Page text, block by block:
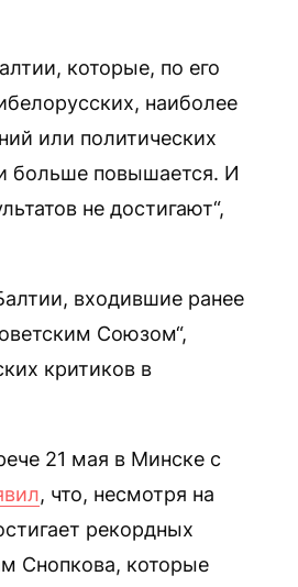
которые, по его
наиболее
или политических
больше повышается. И
не достигают“,
входившие ранее
Союзом“,
критиков в
21 мая в Минске с
, что, несмотря на
рекордных
Снопкова, которые